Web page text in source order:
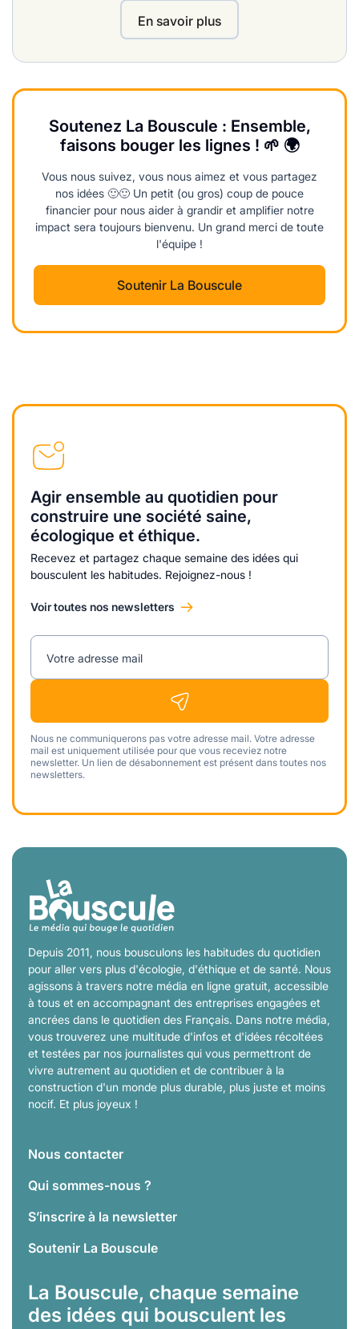
En savoir plus
Soutenez La Bouscule : Ensemble,
faisons bouger les lignes ! 🌱 🌍
Vous nous suivez, vous nous aimez et vous partagez
nos idées 🙂🙂 Un petit (ou gros) coup de pouce
financier pour nous aider à grandir et amplifier notre
impact sera toujours bienvenu. Un grand merci de toute
l'équipe !
Soutenir La Bouscule
Agir ensemble au quotidien pour
construire une société saine,
écologique et éthique.
Recevez et partagez chaque semaine des idées qui
bousculent les habitudes. Rejoignez-nous !
Voir toutes nos newsletters
Votre adresse mail
Nous ne communiquerons pas votre adresse mail. Votre adresse
mail est uniquement utilisée pour que vous receviez notre
newsletter. Un lien de désabonnement est présent dans toutes nos
newsletters.
Depuis 2011, nous bousculons les habitudes du quotidien
pour aller vers plus d'écologie, d'éthique et de santé. Nous
agissons à travers notre média en ligne gratuit, accessible
à tous et en accompagnant des entreprises engagées et
ancrées dans le quotidien des Français. Dans notre média,
vous trouverez une multitude d'infos et d'idées récoltées
et testées par nos journalistes qui vous permettront de
vivre autrement au quotidien et de contribuer à la
construction d'un monde plus durable, plus juste et moins
nocif. Et plus joyeux !
Nous contacter
Qui sommes-nous ?
S’inscrire à la newsletter
Soutenir La Bouscule
La Bouscule, chaque semaine
des idées qui bousculent les